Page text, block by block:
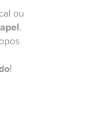
ou
.
!